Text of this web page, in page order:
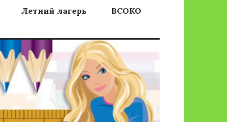
Летний лагерь
ВСОКО